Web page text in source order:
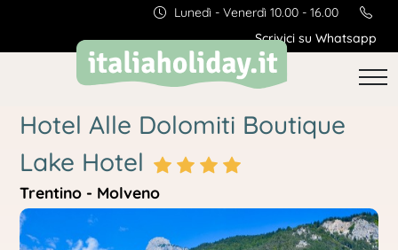
Lunedì - Venerdì 10.00 - 16.00
Scrivici su Whatsapp
Hotel Alle Dolomiti Boutique
Lake Hotel
Trentino - Molveno